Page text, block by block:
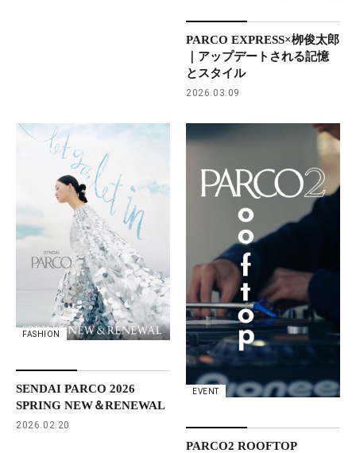
PARCO EXPRESS×栁俊太郎
｜アップデートされる記憶
とスタイル
2026.03.09
FASHION
SENDAI PARCO 2026
SPRING NEW＆RENEWAL
2026.02.20
EVENT
PARCO2 ROOFTOP